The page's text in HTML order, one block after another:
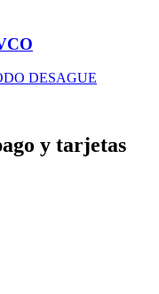
DESAGUE
y tarjetas